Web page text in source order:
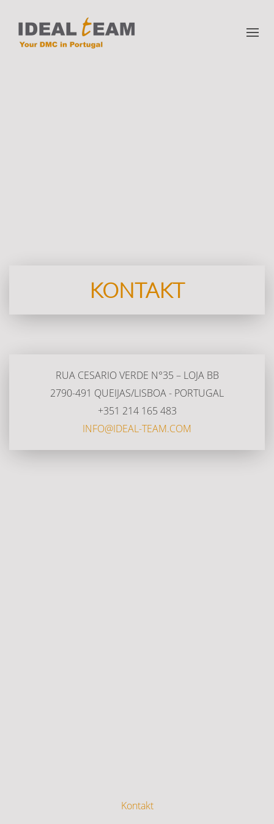
KONTAKT
RUA CESARIO VERDE N°35 – LOJA BB
2790-491 QUEIJAS/LISBOA - PORTUGAL
+351 214 165 483
INFO@IDEAL-TEAM.COM
Kontakt